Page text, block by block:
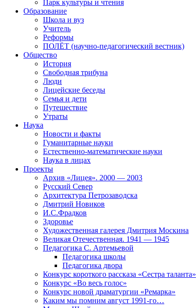
Парк культуры и чтения
Образование
Школа и вуз
Учитель
Реформы
ПОЛЁТ (научно-педагогический вестник)
Общество
История
Свободная трибуна
Люди
Лицейские беседы
Семья и дети
Путешествие
Утраты
Наука
Новости и факты
Гуманитарные науки
Естественно-математические науки
Наука в лицах
Проекты
Архив «Лицея». 2000 — 2003
Русский Север
Архитектура Петрозаводска
Дмитрий Новиков
И.С.Фрадков
Здоровье
Художественная галерея Дмитрия Москина
Великая Отечественная. 1941 — 1945
Педагогика С. Артемьевой
Педагогика школы
Педагогика двора
Конкурс короткого рассказа «Сестра таланта»
Конкурс «Во весь голос»
Конкурс новой драматургии «Ремарка»
Каким мы помним август 1991-го…